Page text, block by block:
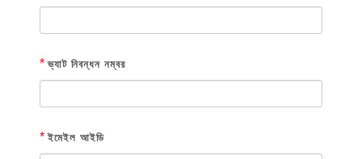
* ভ্যাট নিবন্ধন নম্বর
* ইমেইল আইডি